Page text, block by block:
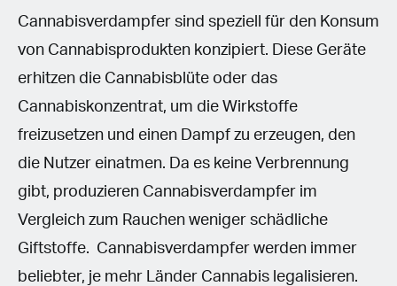
Cannabisverdampfer sind speziell für den Konsum
von Cannabisprodukten konzipiert. Diese Geräte
erhitzen die Cannabisblüte oder das
Cannabiskonzentrat, um die Wirkstoffe
freizusetzen und einen Dampf zu erzeugen, den
die Nutzer einatmen. Da es keine Verbrennung
gibt, produzieren Cannabisverdampfer im
Vergleich zum Rauchen weniger schädliche
Giftstoffe. Cannabisverdampfer werden immer
beliebter, je mehr Länder Cannabis legalisieren.